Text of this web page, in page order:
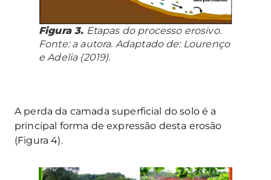
Figura 3. Etapas do processo erosivo.
Fonte: a autora. Adaptado de: Lourenço
e Adelia (2019).
A perda da camada superficial do solo é a
principal forma de expressão desta erosão
(Figura 4).